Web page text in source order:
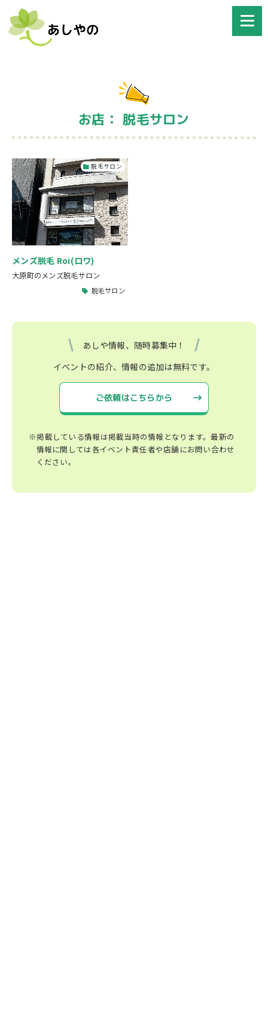
お店： 脱毛サロン
脱毛サロン
メンズ脱毛 Roi(ロワ)
大原町のメンズ脱毛サロン
脱毛サロン
あしや情報、随時募集中！
イベントの紹介、情報の追加は無料です。
ご依頼はこちらから
※掲載している情報は掲載当時の情報となります。最新の
情報に関しては各イベント責任者や店舗にお問い合わせ
ください。